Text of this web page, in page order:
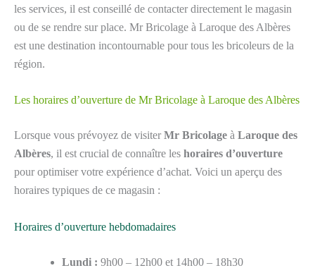
les services, il est conseillé de contacter directement le magasin
ou de se rendre sur place. Mr Bricolage à Laroque des Albères
est une destination incontournable pour tous les bricoleurs de la
région.
Les horaires d’ouverture de Mr Bricolage à Laroque des Albères
Lorsque vous prévoyez de visiter Mr Bricolage à Laroque des
Albères, il est crucial de connaître les horaires d’ouverture
pour optimiser votre expérience d’achat. Voici un aperçu des
horaires typiques de ce magasin :
Horaires d’ouverture hebdomadaires
Lundi : 9h00 – 12h00 et 14h00 – 18h30